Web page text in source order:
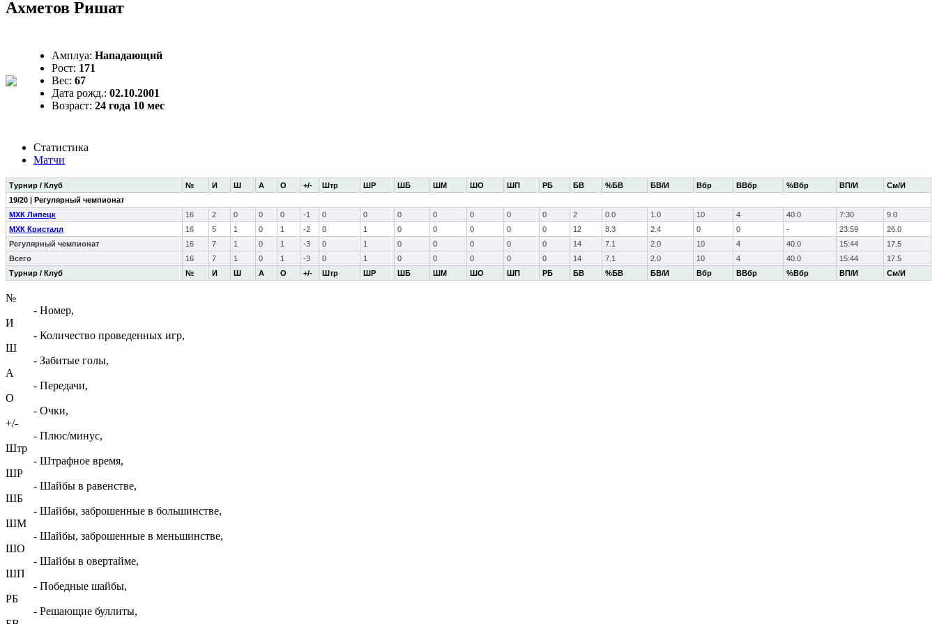
Ахметов Ришат
Амплуа: Нападающий
Рост: 171
Вес: 67
Дата рожд.: 02.10.2001
Возраст: 24 года 10 мес
Статистика
Матчи
Турнир / Клуб № И Ш А О +/- Штр ШР ШБ ШМ ШО ШП РБ БВ %БВ БВ/И Вбр ВВбр %Вбр ВП/И См/И
Турнир / Клуб № И Ш А О +/- Штр ШР ШБ ШМ ШО ШП РБ БВ %БВ БВ/И Вбр ВВбр %Вбр ВП/И См/И
19/20 | Регулярный чемпионат
МХК Липецк
16 2 0 0 0 -1 0 0 0 0 0 0 0 2 0.0 1.0 10 4 40.0 7:30
9.0
МХК Кристалл
16 5 1 0 1 -2 0 1 0 0 0 0 0 12 8.3 2.4 0 0 - 23:59
26.0
Регулярный чемпионат
16 7 1 0 1 -3 0 1 0 0 0 0 0 14 7.1 2.0 10 4 40.0 15:44
17.5
Всего
16 7 1 0 1 -3 0 1 0 0 0 0 0 14 7.1 2.0 10 4 40.0 15:44 17.5
№
- Номер,
И
- Количество проведенных игр,
Ш
- Забитые голы,
А
- Передачи,
О
- Очки,
+/-
- Плюс/минус,
Штр
- Штрафное время,
ШР
- Шайбы в равенстве,
ШБ
- Шайбы, заброшенные в большинстве,
ШМ
- Шайбы, заброшенные в меньшинстве,
ШО
- Шайбы в овертайме,
ШП
- Победные шайбы,
РБ
- Решающие буллиты,